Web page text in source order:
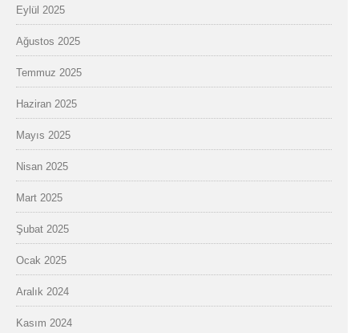
Eylül 2025
Ağustos 2025
Temmuz 2025
Haziran 2025
Mayıs 2025
Nisan 2025
Mart 2025
Şubat 2025
Ocak 2025
Aralık 2024
Kasım 2024